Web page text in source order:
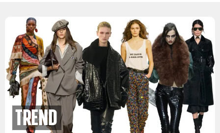
Trend